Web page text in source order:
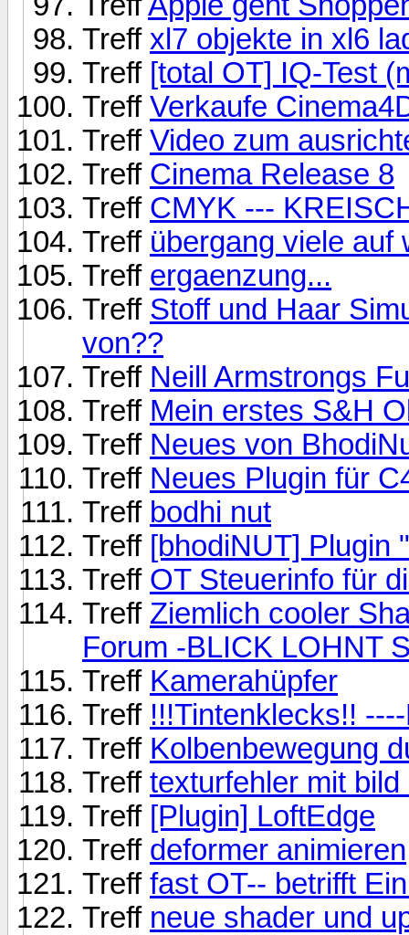
Treff xl7 objekte in xl6
Treff [total OT] IQ-Test
Treff Verkaufe
Treff Video zum
Treff Cinema Release 8
Treff CMYK ---
Treff übergang viele auf
Treff ergaenzung...
Treff Stoff und Haar
von??
Treff Neill Armstrongs
Treff Mein erstes S&H
Treff Neues von
Treff Neues Plugin für
Treff bodhi nut
Treff [bhodiNUT] Plugin
Treff OT Steuerinfo für
Treff Ziemlich cooler
Forum -BLICK LOHNT
Treff Kamerahüpfer
Treff !!!Tintenklecks!!
Treff Kolbenbewegung
Treff texturfehler mit bild
Treff [Plugin] LoftEdge
Treff deformer animieren
Treff fast OT-- betrifft
Treff neue shader und